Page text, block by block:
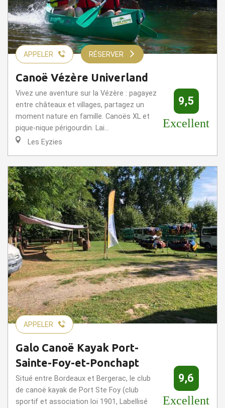
APPELER RÉSERVER
Canoë Vézère Univerland
Vivez une aventure sur la Vézère : pagayez
entre châteaux et villages, partagez un
moment nature en famille. Canoës XL et
pique-nique périgourdin. Lai...
Les Eyzies
9,5
Excellent
APPELER
Galo Canoë Kayak Port-
Sainte-Foy-et-Ponchapt
Situé entre Bordeaux et Bergerac, le club
de canoë kayak de Port Ste Foy (club
sportif et association loi 1901, Labellisé
9,6
Excellent